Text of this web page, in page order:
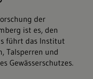
der
ist es, den
führt das Institut
Talsperren und
Gewässerschutzes.